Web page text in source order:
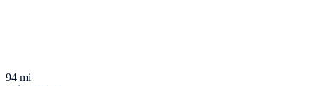
94 mi